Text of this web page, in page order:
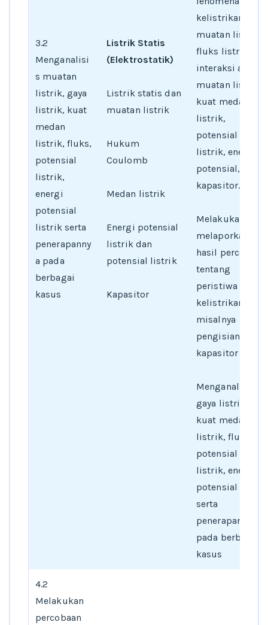
3.2
Menganalisi
s muatan
listrik, gaya
listrik, kuat
medan
listrik, fluks,
potensial
listrik,
energi
potensial
listrik serta
penerapanny
a pada
berbagai
kasus
Listrik Statis
(Elektrostatik)
Listrik statis dan
muatan listrik
Hukum
Coulomb
Medan listrik
Energi potensial
listrik dan
potensial listrik
Kapasitor
kelistrikan,
muatan listrik,
fluks listrik dan
interaksi antar
muatan listrik,
kuat medan
listrik,
potensial
listrik, energi
potensial, dan
kapasitor.
Melakukan dan
melaporkan
hasil percobaan
tentang
peristiwa
kelistrikan,
misalnya
pengisian
kapasitor
Menganalisa
gaya listrik,
kuat medan
listrik, fluks,
potensial
listrik, energi
potensial listrik
serta
penerapannya
pada berbagai
kasus
4.2
Melakukan
percobaan